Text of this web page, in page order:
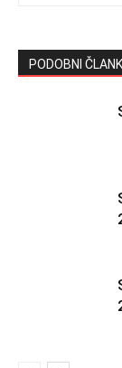
PODOBNI ČLANKI